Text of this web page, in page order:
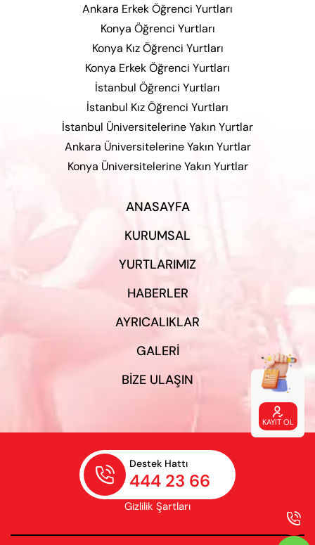

KAYIT OL
Ankara Erkek Öğrenci Yurtları
Konya Öğrenci Yurtları
Konya Kız Öğrenci Yurtları
Konya Erkek Öğrenci Yurtları
İstanbul Öğrenci Yurtları
İstanbul Kız Öğrenci Yurtları
İstanbul Üniversitelerine Yakın Yurtlar
Ankara Üniversitelerine Yakın Yurtlar
Konya Üniversitelerine Yakın Yurtlar
ANASAYFA
KURUMSAL
YURTLARIMIZ
HABERLER
AYRICALIKLAR
GALERI
BIZE ULAŞIN
Gizlilik Şartları

Destek Hattı
444 23 66
